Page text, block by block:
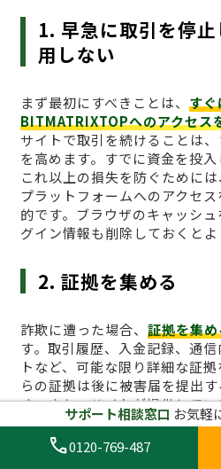
1. 早急に取引を停
用しない
まず最初にすべきことは、 すぐ
BITMATRIXTOPへのアクセス
サイトで取引を続けることは
を高めます。すでに資金を投入
これ以上の損失を防ぐためには
プラットフォームへのアクセ
的です。ブラウザのキャッシ
グイン情報も削除しておくとよ
2. 証拠を集める
詐欺に遭った場合、 証拠を集
す。取引履歴、入金記録、通
トなど、可能な限り詳細な証
らの証拠は後に被害届を提出
す。また、サイトが提供して
を証明するためにも、取引履
は必須です。特に、引き出し
からの不正な要求があった場
サポート相談窓口 お気軽
call0120-769-487